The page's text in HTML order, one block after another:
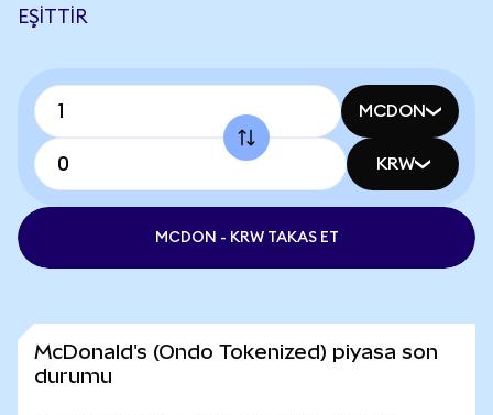
EŞITTIR
MCDON
KRW
MCDON - KRW TAKAS ET
McDonald's (Ondo Tokenized) piyasa son
durumu